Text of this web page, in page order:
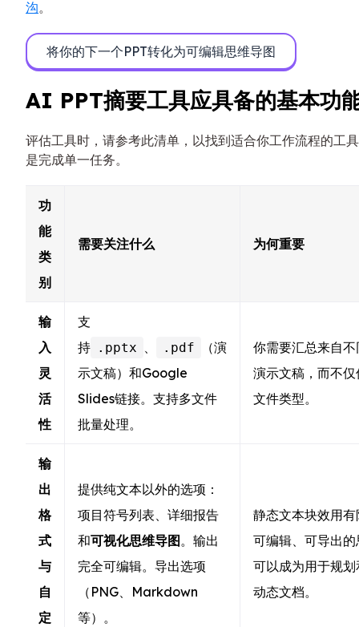
沟。
将你的下一个PPT转化为可编辑思维导图
AI PPT摘要工具应具备的基本功
评估工具时，请参考此清单，以找到适合你工作流程的工
是完成单一任务。
功
能
类
别
需要关注什么 为何重要
输
入
灵
活
性
支
持 .pptx 、 .pdf
（演
示文稿）和Google
Slides链接。支持多文件
批量处理。
你需要汇总来自
演示文稿，而不
文件类型。
输
出
格
式
与
自
定
提供纯文本以外的选项：
项目符号列表、详细报告
和可视化思维导图。输出
完全可编辑。导出选项
（PNG、Markdown
等）。
静态文本块效用
可编辑、可导出
可以成为用于规
动态文档。